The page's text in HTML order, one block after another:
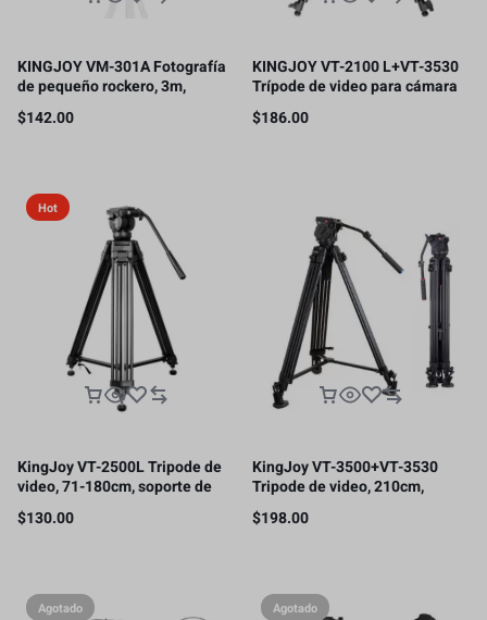
KINGJOY VM-301A Fotografía
de pequeño rockero, 3m,
soporte de carga 5kg.
$142.00
KINGJOY VT-2100 L+VT-3530
Trípode de video para cámara
con cabezal fluido de 360
grados, 2 M.soporte de carga
$186.00
Hot
KingJoy VT-2500L Tripode de
video, 71-180cm, soporte de
carga 11kg.
$130.00
KingJoy VT-3500+VT-3530
Tripode de video, 210cm,
soporte de carga15kg.
$198.00
Agotado Agotado